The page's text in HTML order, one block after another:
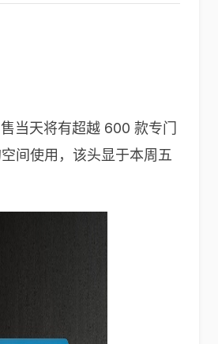
当天将有超越 600 款专门
间使用，该头显于本周五